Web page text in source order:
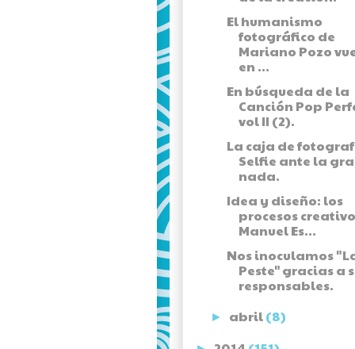
El humanismo
fotográfico de
Mariano Pozo
en ...
En búsqueda de la
Canción Pop
vol II (2).
La caja de
Selfie ante la
nada.
Idea y diseño: los
procesos
Manuel Es...
Nos inoculamos
Peste" gracias a
responsables.
► abril(8)